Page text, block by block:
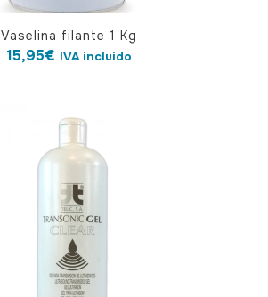
Vaselina filante 1 Kg
15,95€ IVA incluido